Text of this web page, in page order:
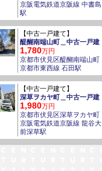
京阪電気鉄道京阪線 中書島
駅
【中古一戸建て】
醍醐南端山町＿中古一戸建
1,780万円
京都市伏見区醍醐南端山町
京都市東西線 石田駅
【中古一戸建て】
深草ヲカヤ町＿中古一戸建
1,980万円
京都市伏見区深草ヲカヤ町
京阪電気鉄道京阪線 龍谷大
前深草駅